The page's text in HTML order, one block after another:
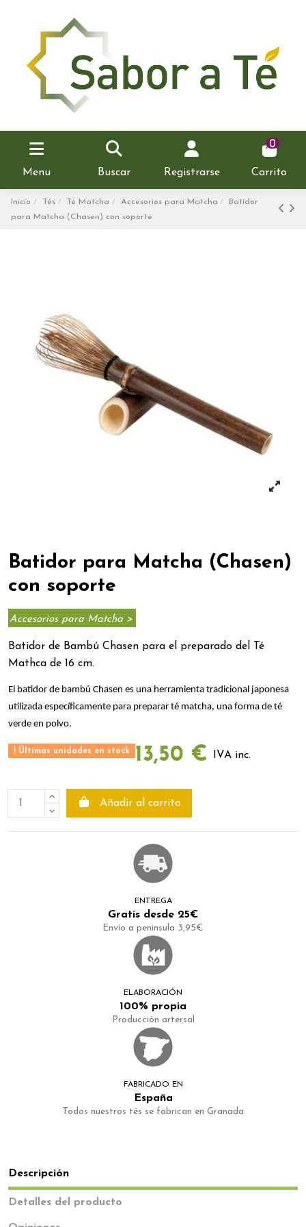
Menu Buscar Registrarse
0
Carrito
Inicio Tés Té Matcha Accesorios para Matcha
Batidor
para Matcha (Chasen) con soporte
Batidor para Matcha (Chasen)
con soporte
Accesorios para Matcha >
Batidor de Bambú Chasen para el preparado del Té
Mathca de 16 cm.
El batidor de bambú Chasen es una herramienta tradicional japonesa
utilizada específicamente para preparar té matcha, una forma de té
verde en polvo.
Últimas unidades en stock 13,50 € IVA inc.
Añadir al carrito
ENTREGA
Gratis desde 25€
Envío a peninsula 3,95€
ELABORACIÓN
100% propia
Producción artersal
FABRICADO EN
España
Todos nuestros tés se fabrican en Granada
Descripción
Detalles del producto